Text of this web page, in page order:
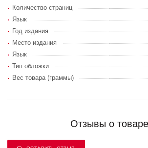
Количество страниц
Язык
Год издания
Место издания
Язык
Тип обложки
Вес товара (граммы)
Отзывы о товаре